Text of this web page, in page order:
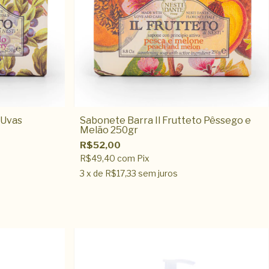
Sabonete Barra Il Frutteto Pêssego e
Melão 250gr
R$52,00
R$49,40com Pix
3 x de R$17,33 sem juros